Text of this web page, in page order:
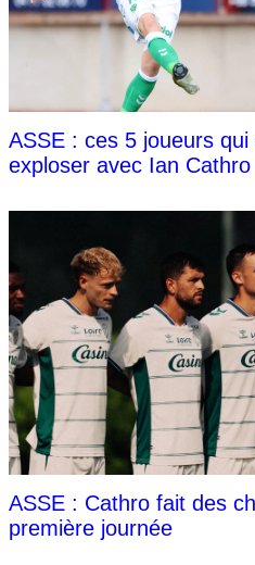
ASSE : ces 5 joueurs
exploser avec Ian Cathro
ASSE : Cathro fait des
première journée